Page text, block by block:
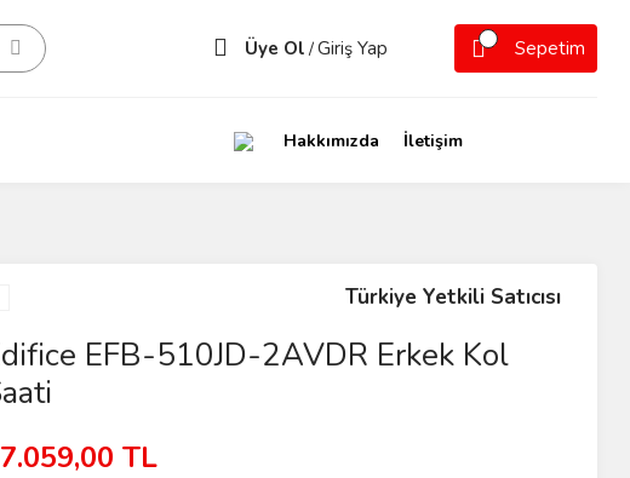
Üye Ol /Giriş Yap Sepetim
Hakkımızda İletişim
Türkiye Yetkili Satıcısı
EFB-510JD-2AVDR Erkek Kol
TL